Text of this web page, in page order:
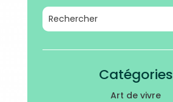
Catégories
Art de vivre